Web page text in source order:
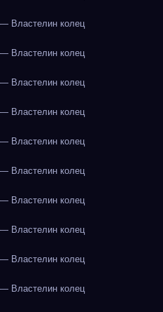
Властелин колец
Властелин колец
Властелин колец
Властелин колец
Властелин колец
Властелин колец
Властелин колец
Властелин колец
Властелин колец
Властелин колец